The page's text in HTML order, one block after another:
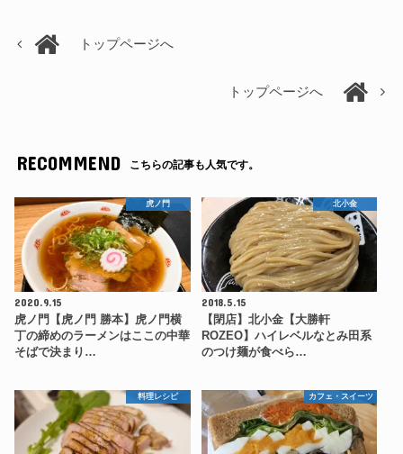
トップページへ
トップページへ
RECOMMEND こちらの記事も人気です。
虎ノ門
2020.9.15
虎ノ門【虎ノ門 勝本】虎ノ門横
丁の締めのラーメンはここの中華
そばで決まり…
北小金
2018.5.15
【閉店】北小金【大勝軒
ROZEO】ハイレベルなとみ田系
のつけ麺が食べら…
料理レシピ カフェ・スイーツ